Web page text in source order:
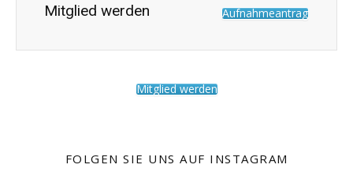
Mitglied werden Aufnahmeantrag
Mitglied werden
FOLGEN SIE UNS AUF INSTAGRAM